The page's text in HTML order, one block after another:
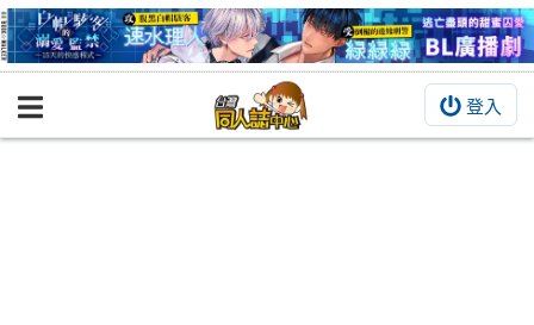
登入
BOOKY書集倉庫